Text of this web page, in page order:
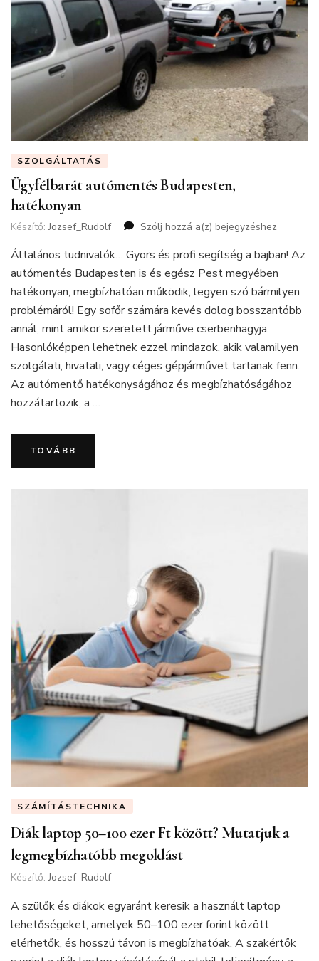
SZOLGÁLTATÁS
Ügyfélbarát autómentés Budapesten,
hatékonyan
Készítő:Jozsef_Rudolf Szólj hozzá a(z) Ügyfélbarát
Budapesten,
hatékonyan
bejegyzéshez
Általános tudnivalók… Gyors és profi segítség a bajban! Az
autómentés Budapesten is és egész Pest megyében
hatékonyan, megbízhatóan működik, legyen szó bármilyen
problémáról! Egy sofőr számára kevés dolog bosszantóbb
annál, mint amikor szeretett járműve cserbenhagyja.
Hasonlóképpen lehetnek ezzel mindazok, akik valamilyen
szolgálati, hivatali, vagy céges gépjárművet tartanak fenn.
Az autómentő hatékonyságához és megbízhatóságához
hozzátartozik, a …
TOVÁBB
SZÁMÍTÁSTECHNIKA
Diák laptop 50–100 ezer Ft között? Mutatjuk a
legmegbízhatóbb megoldást
Készítő:Jozsef_Rudolf
A szülők és diákok egyaránt keresik a használt laptop
lehetőségeket, amelyek 50–100 ezer forint között
elérhetők, és hosszú távon is megbízhatóak. A szakértők